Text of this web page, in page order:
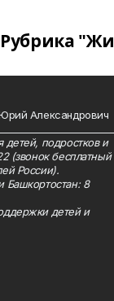
Рубрика
Александрович
детей, подростков и
(звонок бесплатный
России).
Башкортостан: 8
детей и